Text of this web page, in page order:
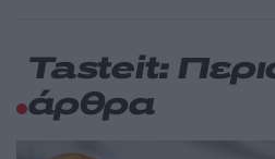
Tasteit:
άρθρα